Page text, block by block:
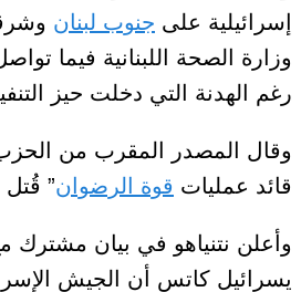
إسرائيلية على جنوب لبنان
وزارة الصحة اللبنانية فيما
رغم الهدنة التي دخلت حيز التنفيذ في
وقال المصدر المقرب من
قائد عمليات قوة الرضوان” قُتل
وأعلن نتنياهو في بيان مشترك
يسرائيل كاتس أن الجيش